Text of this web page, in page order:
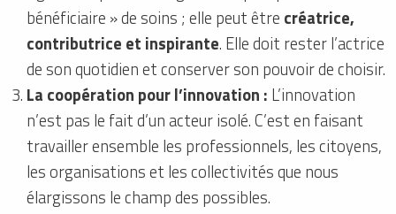
bénéficiaire » de soins ; elle peut être créatrice,
contributrice et inspirante. Elle doit rester l’actrice
de son quotidien et conserver son pouvoir de choisir.
La coopération pour l’innovation : L’innovation
n’est pas le fait d’un acteur isolé. C’est en faisant
travailler ensemble les professionnels, les citoyens,
les organisations et les collectivités que nous
élargissons le champ des possibles.